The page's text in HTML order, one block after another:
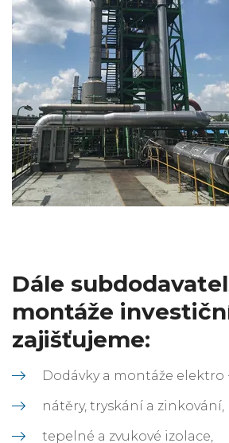
Dále
montáže
zajišťujeme:
Dodávky a montáže elektro
nátěry, tryskání a zinkování,
tepelné a zvukové izolace,